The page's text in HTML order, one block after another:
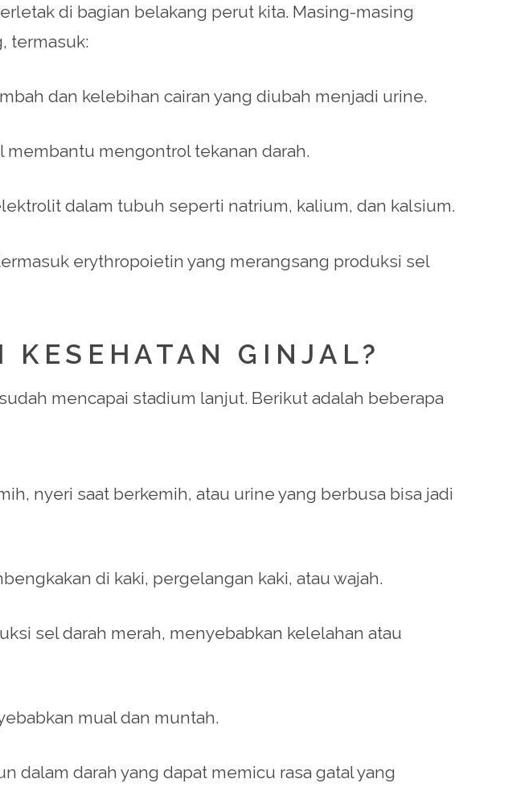
di bagian belakang perut kita. Masing-masing
termasuk:
dan kelebihan cairan yang diubah menjadi urine.
mengontrol tekanan darah.
dalam tubuh seperti natrium, kalium, dan kalsium.
erythropoietin yang merangsang produksi sel
KESEHATAN GINJAL?
mencapai stadium lanjut. Berikut adalah beberapa
nyeri saat berkemih, atau urine yang berbusa bisa jadi
di kaki, pergelangan kaki, atau wajah.
sel darah merah, menyebabkan kelelahan atau
mual dan muntah.
dalam darah yang dapat memicu rasa gatal yang